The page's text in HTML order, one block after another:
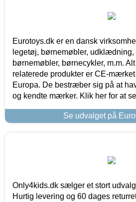
Eurotoys.dk er en dansk
legetøj, børnemøbler, udklædning,
børnemøbler, børnecykler, m.m.
relaterede produkter er CE-
Europa. De bestræber sig på at
og kendte mærker. Klik her for at
Se udvalget på
Only4kids.dk sælger et stort
Hurtig levering og 60 dages